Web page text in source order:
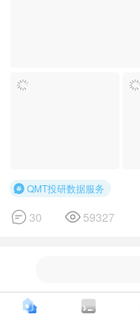
QMT投研数据服务
 30  59327